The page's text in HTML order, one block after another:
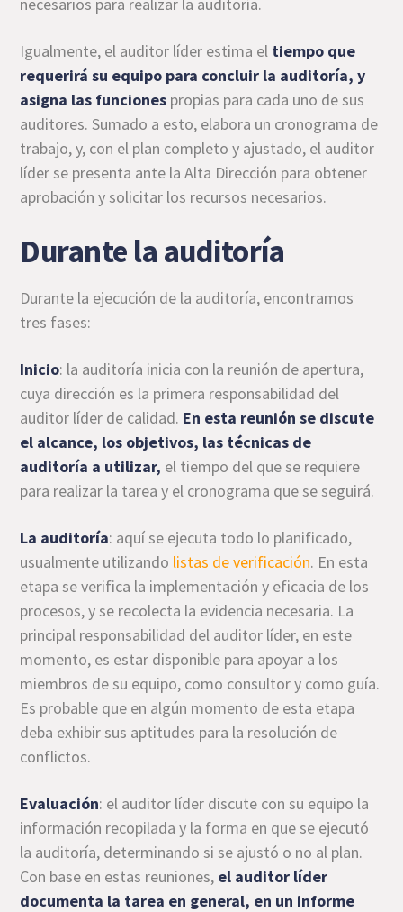
Igualmente, el auditor líder estima el tiempo que
requerirá su equipo para concluir la auditoría, y
asigna las funciones propias para cada uno de sus
auditores. Sumado a esto, elabora un cronograma de
trabajo, y, con el plan completo y ajustado, el auditor
líder se presenta ante la Alta Dirección para obtener
aprobación y solicitar los recursos necesarios.
Durante la auditoría
Durante la ejecución de la auditoría, encontramos
tres fases:
Inicio: la auditoría inicia con la reunión de apertura,
cuya dirección es la primera responsabilidad del
auditor líder de calidad. En esta reunión se discute
el alcance, los objetivos, las técnicas de
auditoría a utilizar, el tiempo del que se requiere
para realizar la tarea y el cronograma que se seguirá.
La auditoría: aquí se ejecuta todo lo planificado,
usualmente utilizando listas de verificación. En esta
etapa se verifica la implementación y eficacia de los
procesos, y se recolecta la evidencia necesaria. La
principal responsabilidad del auditor líder, en este
momento, es estar disponible para apoyar a los
miembros de su equipo, como consultor y como guía.
Es probable que en algún momento de esta etapa
deba exhibir sus aptitudes para la resolución de
conflictos.
Evaluación: el auditor líder discute con su equipo la
información recopilada y la forma en que se ejecutó
la auditoría, determinando si se ajustó o no al plan.
Con base en estas reuniones, el auditor líder
documenta la tarea en general, en un informe